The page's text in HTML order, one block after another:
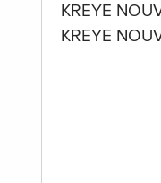
KREYE
KREYE